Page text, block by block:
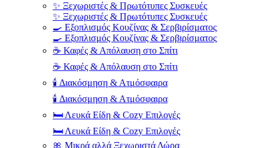
✨ Ξεχωριστές & Πρωτότυπες Συσκευές
✨ Ξεχωριστές & Πρωτότυπες Συσκευές
🍳 Εξοπλισμός Κουζίνας & Σερβιρίσματος
🍳 Εξοπλισμός Κουζίνας & Σερβιρίσματος
☕ Καφές & Απόλαυση στο Σπίτι
☕ Καφές & Απόλαυση στο Σπίτι
🕯️ Διακόσμηση & Ατμόσφαιρα
🕯️ Διακόσμηση & Ατμόσφαιρα
🛏️ Λευκά Είδη & Cozy Επιλογές
🛏️ Λευκά Είδη & Cozy Επιλογές
🎀 Μικρά αλλά Ξεχωριστά Δώρα